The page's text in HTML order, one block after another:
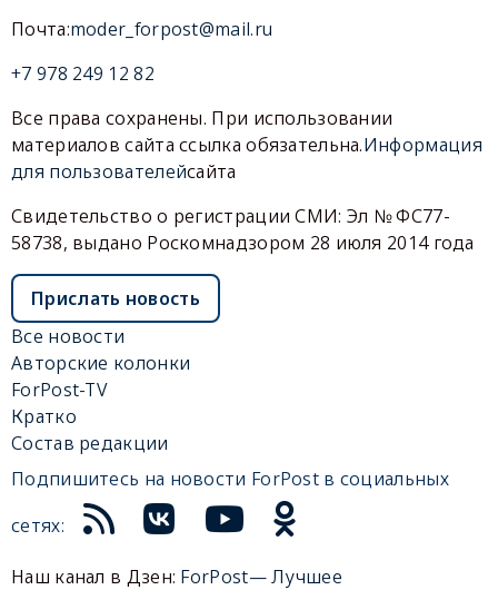
Почта:moder_forpost@mail.ru
+7 978 249 12 82
Все права сохранены. При использовании
материалов сайта ссылка обязательна.Информация
для пользователейсайта
Свидетельство о регистрации СМИ: Эл № ФС77-
58738, выдано Роскомнадзором 28 июля 2014 года
Прислать новость
Все новости
Авторские колонки
ForPost-TV
Кратко
Состав редакции
Подпишитесь на новости ForPost в социальных
сетях:
Наш канал в Дзен: ForPost— Лучшее